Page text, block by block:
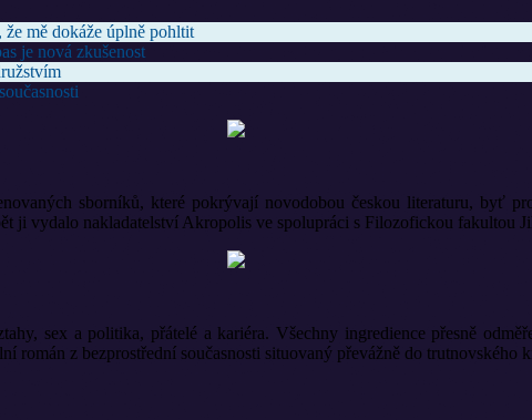
mě dokáže úplně pohltit
je nová zkušenost
sborníků, které pokrývají novodobou českou literaturu, byť
vydalo nakladatelství Akropolis ve spolupráci s Filozofickou fakultou
sex a politika, přátelé a kariéra. Všechny ingredience přesně
z bezprostřední současnosti situovaný převážně do trutnovského